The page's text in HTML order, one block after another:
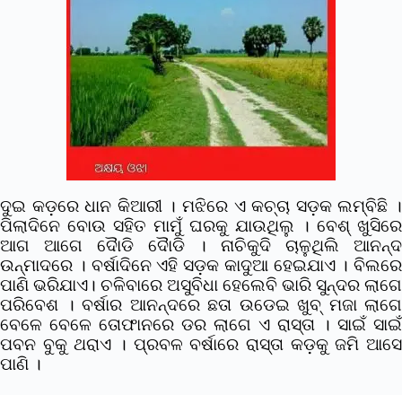
ଦୁଇ କଡ଼ରେ ଧାନ କିଆରୀ । ମଝିରେ ଏ କଚ୍ଚା ସଡ଼କ ଲମ୍ବିଛି ।
ପିଲାଦିନେ ବୋଉ ସହିତ ମାମୁଁ ଘରକୁ ଯାଉଥିଲୁ । ବେଶ୍ ଖୁସିରେ
ଆଗ ଆଗେ ଦୋୖଡି ଦୋୖଡି । ନାଚିକୁଦି ଚାଳୁଥିଲି ଆନନ୍ଦ
ଉନ୍ମାଦରେ । ବର୍ଷାଦିନେ ଏହି ସଡ଼କ କାଦୁଆ ହେଇଯାଏ । ବିଲରେ
ପାଣି ଭରିଯାଏ। ଚଳିବାରେ ଅସୁବିଧା ହେଲେବି ଭାରି ସୁନ୍ଦର ଲାଗେ
ପରିବେଶ । ବର୍ଷାର ଆନନ୍ଦରେ ଛତା ଉଡେଇ ଖୁବ୍ ମଜା ଲାଗେ
ବେଳେ ବେଳେ ତୋଫାନରେ ଡର ଲାଗେ ଏ ରାସ୍ତା । ସାଇଁ ସାଇଁ
ପବନ ବୁକୁ ଥରାଏ । ପ୍ରବଳ ବର୍ଷାରେ ରାସ୍ତା କଡ଼କୁ ଜମି ଆସେ
ପାଣି ।